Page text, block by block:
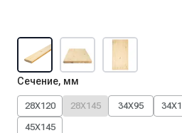
Сечение, мм
28X120 28X145 34X95
45X145